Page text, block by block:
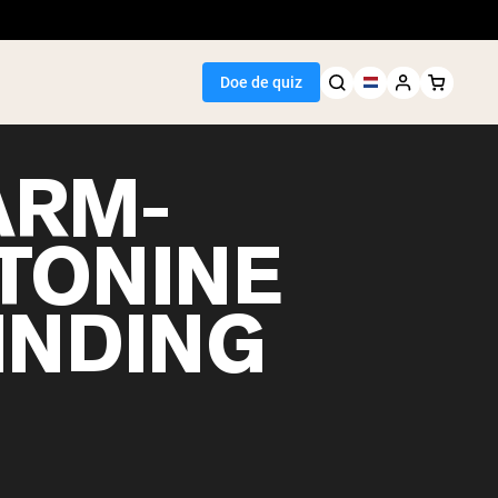
Doe de quiz